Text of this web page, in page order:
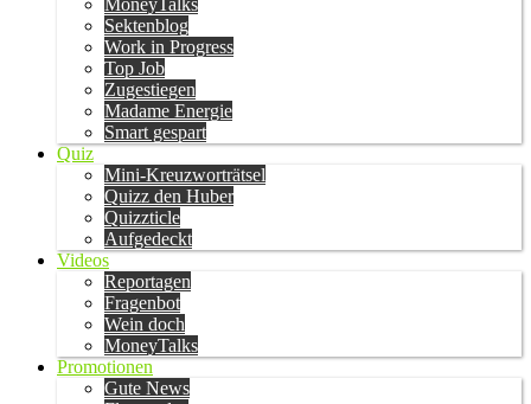
MoneyTalks
Sektenblog
Work in Progress
Top Job
Zugestiegen
Madame Energie
Smart gespart
Quiz
Mini-Kreuzworträtsel
Quizz den Huber
Quizzticle
Aufgedeckt
Videos
Reportagen
Fragenbot
Wein doch
MoneyTalks
Promotionen
Gute News